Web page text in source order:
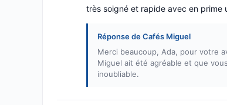
très soigné et rapide avec en prime
Réponse de Cafés Miguel
Merci beaucoup, Ada, pour votre
Miguel ait été agréable et que
inoubliable.